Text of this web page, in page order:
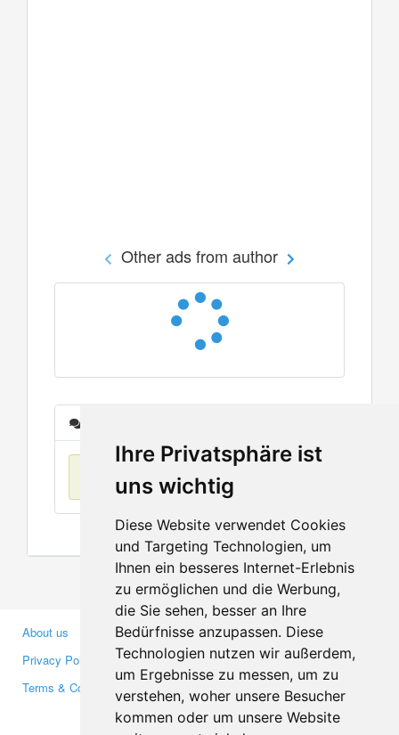
Ihre Privatsphäre ist
uns wichtig
Diese Website verwendet Cookies
und Targeting Technologien, um
Ihnen ein besseres Internet-Erlebnis
zu ermöglichen und die Werbung,
die Sie sehen, besser an Ihre
Bedürfnisse anzupassen. Diese
Technologien nutzen wir außerdem,
um Ergebnisse zu messen, um zu
verstehen, woher unsere Besucher
kommen oder um unsere Website
Other ads from author
No items found
About us
Privacy Policy
Terms & Conditions
Business Partners
Investors
Media